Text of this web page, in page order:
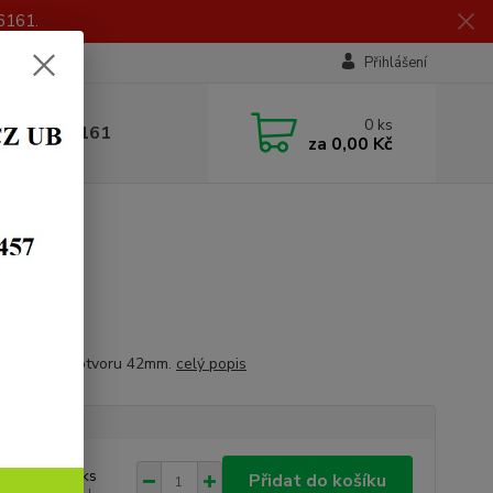
Přihlášení
056 161 0 ks
za 0,00 Kč
vstupního otvoru 42mm. celý popis
Kč ks Přidat do košíku